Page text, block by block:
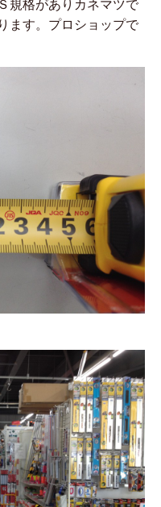
規格がありカネマツで
ます。プロショップで